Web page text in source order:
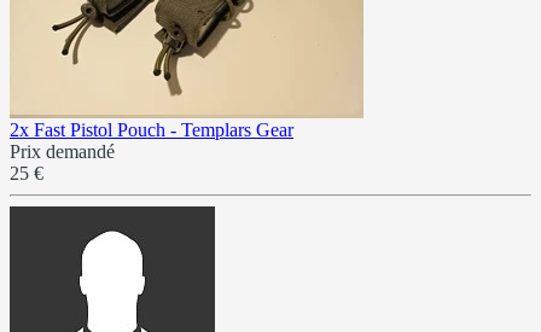
2x Fast Pistol Pouch - Templars Gear
Prix demandé
25 €